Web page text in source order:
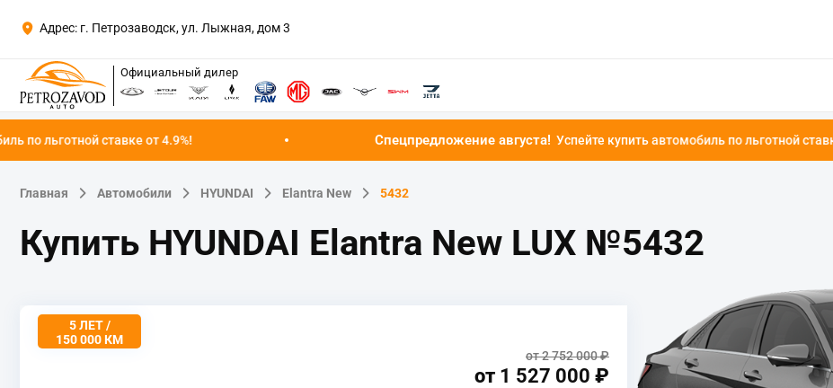
Адрес: г. Петрозаводск, ул. Лыжная, дом 3
Официальный дилер
от 4.9%! Спецпредложение августа!Успейте купить автомобиль по льготной ставке от 4.9%!
Главная Автомобили HYUNDAI Elantra New 5432
Купить HYUNDAI Elantra New LUX №5432
5 ЛЕТ /
150 000 КМ
от 2 752 000 ₽
от 1 527 000 ₽